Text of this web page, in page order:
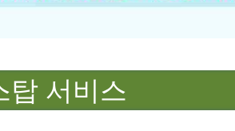
탑 서비스